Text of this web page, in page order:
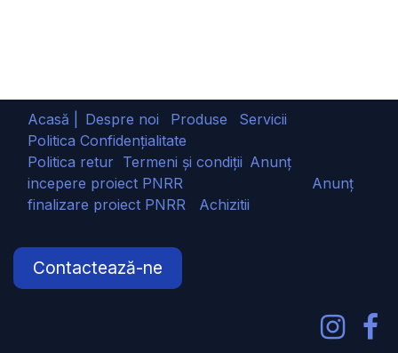
Acasă | Despre noi Produse
Servicii
Politica Confidențialitate
Politica retur Termeni și condiții Anunț
incepere proiect PNRR
Anunț
finalizare proiect PNRR Achizitii
Contactează-ne